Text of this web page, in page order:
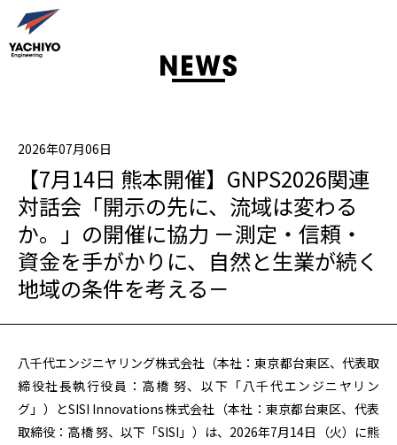
2026年07月06日
【7月14日 熊本開催】GNPS2026関連
対話会「開示の先に、流域は変わる
か。」の開催に協力 －測定・信頼・
資金を手がかりに、自然と生業が続く
地域の条件を考える－
八千代エンジニヤリング株式会社（本社：東京都台東区、代表取
締役社長執行役員：高橋 努、以下「八千代エンジニヤリン
グ」）とSISI Innovations株式会社（本社：東京都台東区、代表
取締役：高橋 努、以下「SISI」）は、2026年7月14日（火）に熊